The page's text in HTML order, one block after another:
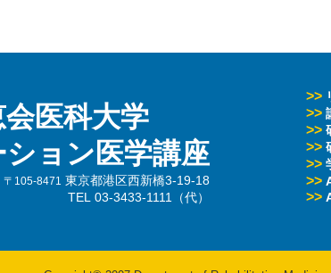
医科大学
ョン医学講座
〒105-8471
東京都港区西新橋3-19-18
TEL 03-3433-1111（代）
>>
>>
>>
>>
>>
>>
>>